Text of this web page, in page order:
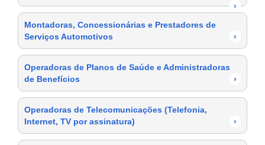
›
Montadoras, Concessionárias e Prestadores de
Serviços Automotivos
›
Operadoras de Planos de Saúde e Administradoras
de Benefícios
›
Operadoras de Telecomunicações (Telefonia,
Internet, TV por assinatura)
›